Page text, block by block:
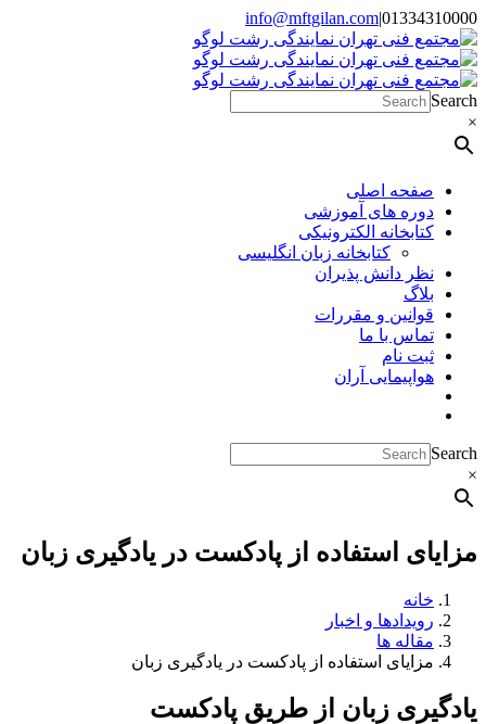
Skip
to
content
01334310000
|
info@mftgilan.com
Instagram
LinkedIn
Search
×
صفحه اصلی
دوره های آموزشی
کتابخانه الکترونیکی
کتابخانه زبان انگلیسی
نظر دانش پذیران
بلاگ
قوانین و مقررات
تماس با ما
ثبت نام
هواپیمایی آران
Search
×
مزایای استفاده از پادکست در یادگیری زبان
خانه
رویدادها و اخبار
مقاله ها
مزایای استفاده از پادکست در یادگیری زبان
یادگیری زبان از طریق پادکست